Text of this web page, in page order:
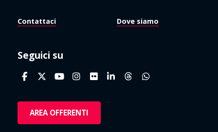
Contattaci Dove siamo
Seguici su
AREA OFFERENTI